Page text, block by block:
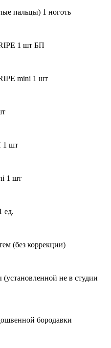
пальцы) 1 ноготь
1 шт БП
mini 1 шт
1 шт
1 шт
ед.
(без коррекции)
не в студии
бородавки